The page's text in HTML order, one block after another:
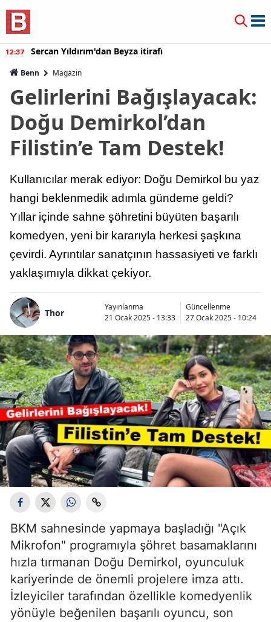
12:37 Sercan Yıldırım'dan Beyza itirafı
Benn Magazin
Gelirlerini Bağışlayacak:
Doğu Demirkol’dan
Filistin’e Tam Destek!
Kullanıcılar merak ediyor: Doğu Demirkol bu yaz
hangi beklenmedik adımla gündeme geldi?
Yıllar içinde sahne şöhretini büyüten başarılı
komedyen, yeni bir kararıyla herkesi şaşkına
çevirdi. Ayrıntılar sanatçının hassasiyeti ve farklı
yaklaşımıyla dikkat çekiyor.
Thor
Yayınlanma
21 Ocak 2025 - 13:33
Güncellenme
27 Ocak 2025 - 10:24
BKM sahnesinde yapmaya başladığı "Açık
Mikrofon" programıyla şöhret basamaklarını
hızla tırmanan Doğu Demirkol, oyunculuk
kariyerinde de önemli projelere imza attı.
İzleyiciler tarafından özellikle komedyenlik
yönüyle beğenilen başarılı oyuncu, son